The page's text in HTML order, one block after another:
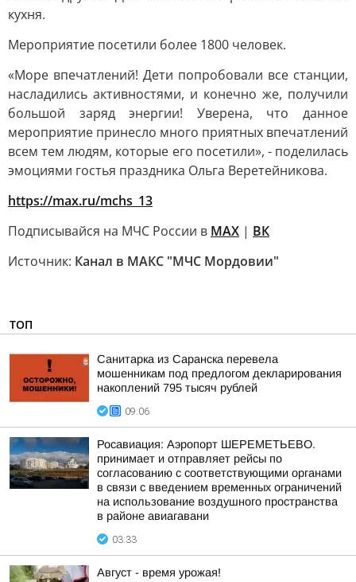
кухня.
Мероприятие посетили более 1800 человек.
«Море впечатлений! Дети попробовали все станции,
насладились активностями, и конечно же, получили
большой заряд энергии! Уверена, что данное
мероприятие принесло много приятных впечатлений
всем тем людям, которые его посетили», - поделилась
эмоциями гостья праздника Ольга Веретейникова.
https://max.ru/mchs_13
Подписывайся на МЧС России в MAX | ВК
Источник: Канал в МАКС "МЧС Мордовии"
ТОП
Санитарка из Саранска перевела
мошенникам под предлогом декларирования
накоплений 795 тысяч рублей
09:06
Росавиация: Аэропорт ШЕРЕМЕТЬЕВО.
принимает и отправляет рейсы по
согласованию с соответствующими органами
в связи с введением временных ограничений
на использование воздушного пространства
в районе авиагавани
03:33
Август - время урожая!